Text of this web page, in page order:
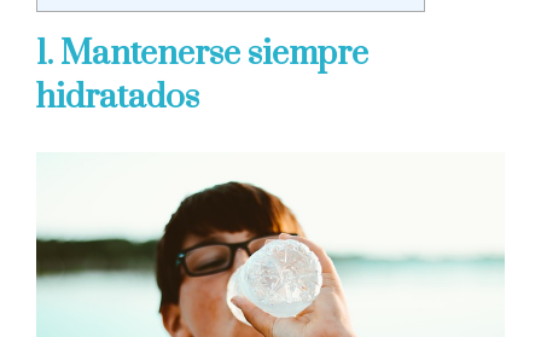
1. Mantenerse siempre
hidratados